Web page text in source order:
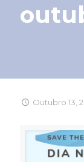
Outubro 13,